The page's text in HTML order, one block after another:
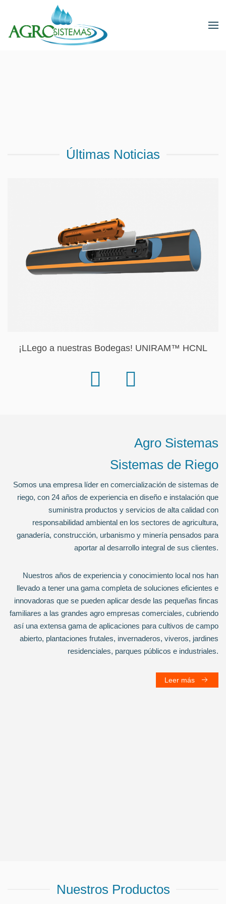
Últimas Noticias
¡LLego a nuestras Bodegas! UNIRAM™ HCNL
Agro Sistemas
Sistemas de Riego
Somos una empresa líder en comercialización de sistemas de
riego, con 24 años de experiencia en diseño e instalación que
suministra productos y servicios de alta calidad con
responsabilidad ambiental en los sectores de agricultura,
ganadería, construcción, urbanismo y minería pensados para
aportar al desarrollo integral de sus clientes.
Nuestros años de experiencia y conocimiento local nos han
llevado a tener una gama completa de soluciones eficientes e
innovadoras que se pueden aplicar desde las pequeñas fincas
familiares a las grandes agro empresas comerciales, cubriendo
así una extensa gama de aplicaciones para cultivos de campo
abierto, plantaciones frutales, invernaderos, viveros, jardines
residenciales, parques públicos e industriales.
Leer más
Nuestros Productos